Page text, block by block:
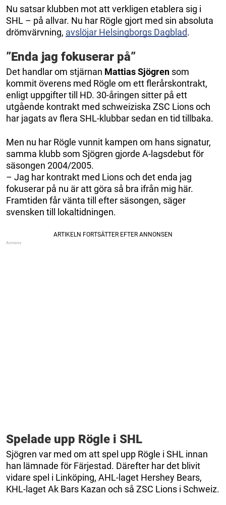
Nu satsar klubben mot att verkligen etablera sig i
SHL – på allvar. Nu har Rögle gjort med sin absoluta
drömvärvning, avslöjar Helsingborgs Dagblad.
”Enda jag fokuserar på”
Det handlar om stjärnan Mattias Sjögren som
kommit överens med Rögle om ett flerårskontrakt,
enligt uppgifter till HD. 30-åringen sitter på ett
utgående kontrakt med schweiziska ZSC Lions och
har jagats av flera SHL-klubbar sedan en tid tillbaka.
Men nu har Rögle vunnit kampen om hans signatur,
samma klubb som Sjögren gjorde A-lagsdebut för
säsongen 2004/2005.
– Jag har kontrakt med Lions och det enda jag
fokuserar på nu är att göra så bra ifrån mig här.
Framtiden får vänta till efter säsongen, säger
svensken till lokaltidningen.
Spelade upp Rögle i SHL
Sjögren var med om att spel upp Rögle i SHL innan
han lämnade för Färjestad. Därefter har det blivit
vidare spel i Linköping, AHL-laget Hershey Bears,
KHL-laget Ak Bars Kazan och så ZSC Lions i Schweiz.